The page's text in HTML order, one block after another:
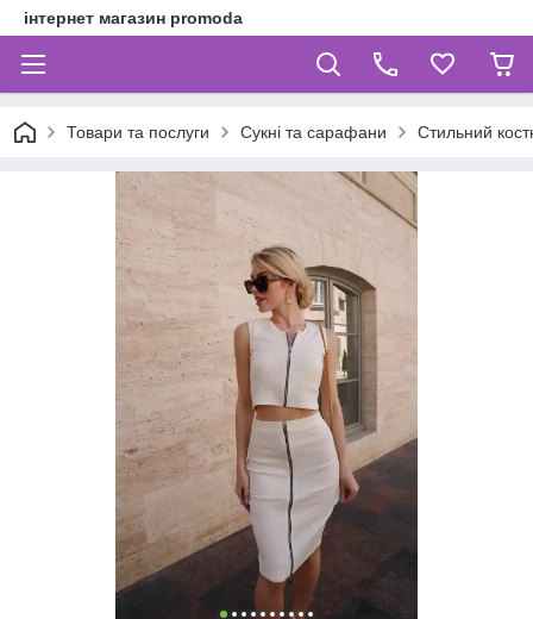
інтернет магазин promoda
Товари та послуги Сукні та сарафани Стильний